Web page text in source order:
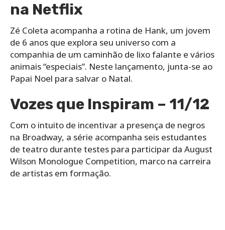
na Netflix
Zé Coleta acompanha a rotina de Hank, um jovem
de 6 anos que explora seu universo com a
companhia de um caminhão de lixo falante e vários
animais “especiais”. Neste lançamento, junta-se ao
Papai Noel para salvar o Natal.
Vozes que Inspiram – 11/12
Com o intuito de incentivar a presença de negros
na Broadway, a série acompanha seis estudantes
de teatro durante testes para participar da August
Wilson Monologue Competition, marco na carreira
de artistas em formação.